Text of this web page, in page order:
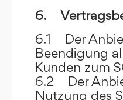
6.
6.1 Der
Beendigung
Kunden zum
6.2 Der
Nutzung des